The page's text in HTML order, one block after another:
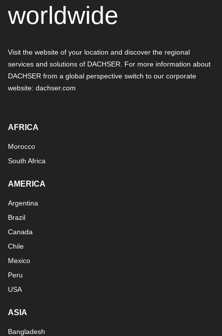
worldwide
Visit the website of your location and discover the regional
services and solutions of DACHSER. For more information about
DACHSER from a global perspective switch to our corporate
website: dachser.com
AFRICA
Morocco
South Africa
AMERICA
Argentina
Brazil
Canada
Chile
Mexico
Peru
USA
ASIA
Bangladesh